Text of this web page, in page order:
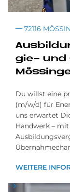
72116
gie- und
Du willst eine
(m/w/d) für
uns erwartet
Handwerk –
WEITERE